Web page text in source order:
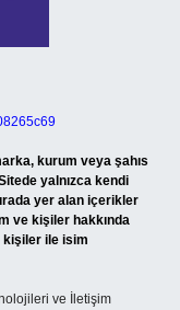
kurum veya şahıs
yalnızca kendi
yer alan içerikler
ve kişiler hakkında
kişiler ile isim
ve İletişim